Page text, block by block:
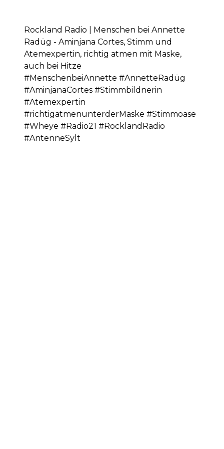
Rockland Radio | Menschen bei Annette
Radüg - Aminjana Cortes, Stimm und
Atemexpertin, richtig atmen mit Maske,
auch bei Hitze
#MenschenbeiAnnette #AnnetteRadüg
#AminjanaCortes #Stimmbildnerin
#Atemexpertin
#richtigatmenunterderMaske #Stimmoase
#Wheye #Radio21 #RocklandRadio
#AntenneSylt